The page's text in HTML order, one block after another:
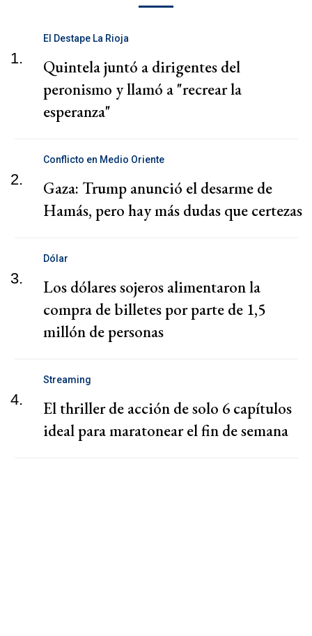
1.
El Destape La Rioja
Quintela juntó a dirigentes del
peronismo y llamó a "recrear la
esperanza"
2.
Conflicto en Medio Oriente
Gaza: Trump anunció el desarme de
Hamás, pero hay más dudas que certezas
3.
Dólar
Los dólares sojeros alimentaron la
compra de billetes por parte de 1,5
millón de personas
4.
Streaming
El thriller de acción de solo 6 capítulos
ideal para maratonear el fin de semana